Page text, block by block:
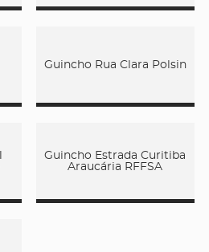
Guincho Rua Clara Polsin
Guincho Estrada Curitiba
Araucária RFFSA